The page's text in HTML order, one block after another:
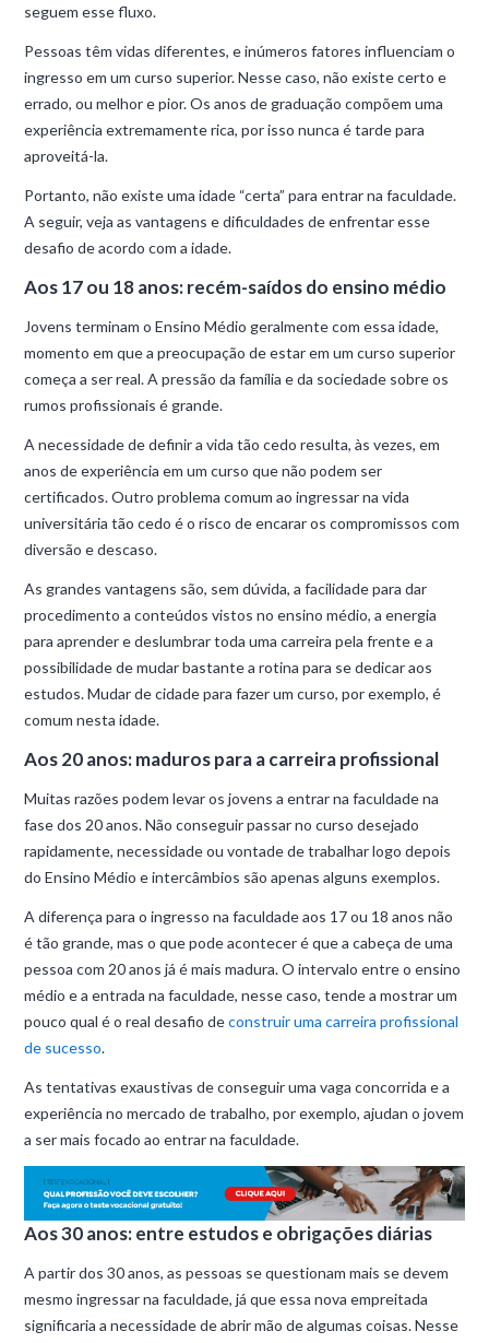
seguem esse fluxo.
Pessoas têm vidas diferentes, e inúmeros fatores influenciam o
ingresso em um curso superior. Nesse caso, não existe certo e
errado, ou melhor e pior. Os anos de graduação compõem uma
experiência extremamente rica, por isso nunca é tarde para
aproveitá-la.
Portanto, não existe uma idade “certa” para entrar na faculdade.
A seguir, veja as vantagens e dificuldades de enfrentar esse
desafio de acordo com a idade.
Aos 17 ou 18 anos: recém-saídos do ensino médio
Jovens terminam o Ensino Médio geralmente com essa idade,
momento em que a preocupação de estar em um curso superior
começa a ser real. A pressão da família e da sociedade sobre os
rumos profissionais é grande.
A necessidade de definir a vida tão cedo resulta, às vezes, em
anos de experiência em um curso que não podem ser
certificados. Outro problema comum ao ingressar na vida
universitária tão cedo é o risco de encarar os compromissos com
diversão e descaso.
As grandes vantagens são, sem dúvida, a facilidade para dar
procedimento a conteúdos vistos no ensino médio, a energia
para aprender e deslumbrar toda uma carreira pela frente e a
possibilidade de mudar bastante a rotina para se dedicar aos
estudos. Mudar de cidade para fazer um curso, por exemplo, é
comum nesta idade.
Aos 20 anos: maduros para a carreira profissional
Muitas razões podem levar os jovens a entrar na faculdade na
fase dos 20 anos. Não conseguir passar no curso desejado
rapidamente, necessidade ou vontade de trabalhar logo depois
do Ensino Médio e intercâmbios são apenas alguns exemplos.
A diferença para o ingresso na faculdade aos 17 ou 18 anos não
é tão grande, mas o que pode acontecer é que a cabeça de uma
pessoa com 20 anos já é mais madura. O intervalo entre o ensino
médio e a entrada na faculdade, nesse caso, tende a mostrar um
pouco qual é o real desafio deconstruir uma carreira profissional
de sucesso.
As tentativas exaustivas de conseguir uma vaga concorrida e a
experiência no mercado de trabalho, por exemplo, ajudan o jovem
a ser mais focado ao entrar na faculdade.
Aos 30 anos: entre estudos e obrigações diárias
A partir dos 30 anos, as pessoas se questionam mais se devem
mesmo ingressar na faculdade, já que essa nova empreitada
significaria a necessidade de abrir mão de algumas coisas. Nesse